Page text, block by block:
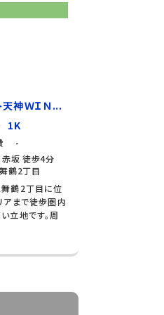
天神ＷＩＮ...
1K
費 -
坂 徒歩4分
鶴2丁目
鶴2丁目に位
アまで徒歩圏内
立地です。周